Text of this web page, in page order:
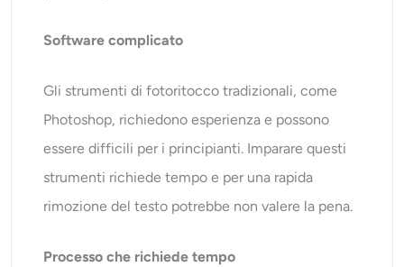
Software complicato
Gli strumenti di fotoritocco tradizionali, come
Photoshop, richiedono esperienza e possono
essere difficili per i principianti. Imparare questi
strumenti richiede tempo e per una rapida
rimozione del testo potrebbe non valere la pena.
Processo che richiede tempo